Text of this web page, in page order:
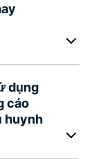
dụng
cáo
huynh